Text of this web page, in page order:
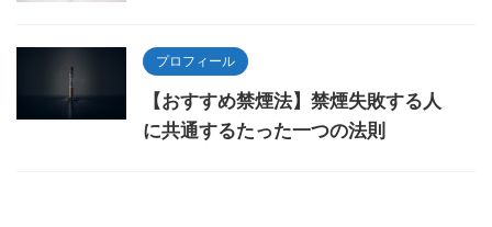
プロフィール
【おすすめ禁煙法】禁煙失敗する人
に共通するたった一つの法則